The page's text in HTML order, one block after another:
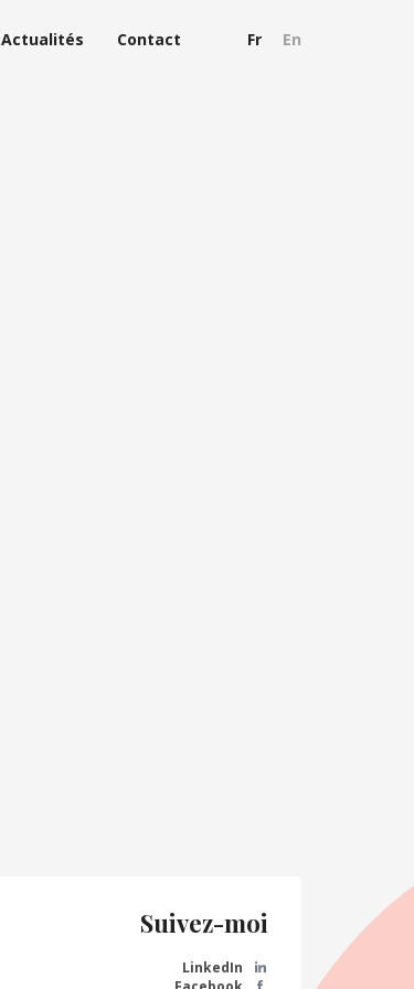
Fr En
Actualités Contact
Suivez-moi
LinkedIn